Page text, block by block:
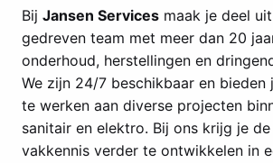
Bij Jansen Services maak je deel
gedreven team met meer dan 20
onderhoud, herstellingen en
We zijn 24/7 beschikbaar en bieden
te werken aan diverse projecten
sanitair en elektro. Bij ons krijg je
vakkennis verder te ontwikkelen in